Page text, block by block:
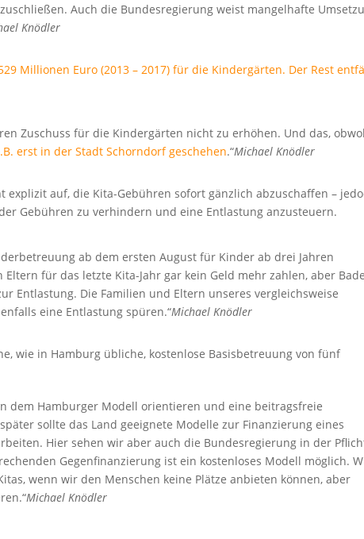
Auch die Bundesregierung weist mangelhafte
Knödler
Millionen Euro (2013 – 2017) für die Kindergärten. Der Rest
Zuschuss für die Kindergärten nicht zu erhöhen. Und das,
erst in der Stadt Schorndorf geschehen.“Michael Knödler
auf, die Kita-Gebühren sofort gänzlich abzuschaffen –
Gebühren zu verhindern und eine Entlastung anzusteuern.
ab dem ersten August für Kinder ab drei Jahren
für das letzte Kita-Jahr gar kein Geld mehr zahlen, aber
Entlastung. Die Familien und Eltern unseres vergleichsweise
eine Entlastung spüren.“Michael Knödler
wie in Hamburg übliche, kostenlose Basisbetreuung von fünf
dem Hamburger Modell orientieren und eine beitragsfreie
sollte das Land geeignete Modelle zur Finanzierung eines
Hier sehen wir aber auch die Bundesregierung in der
Gegenfinanzierung ist ein kostenloses Modell möglich.
wenn wir den Menschen keine Plätze anbieten können, aber
Michael Knödler